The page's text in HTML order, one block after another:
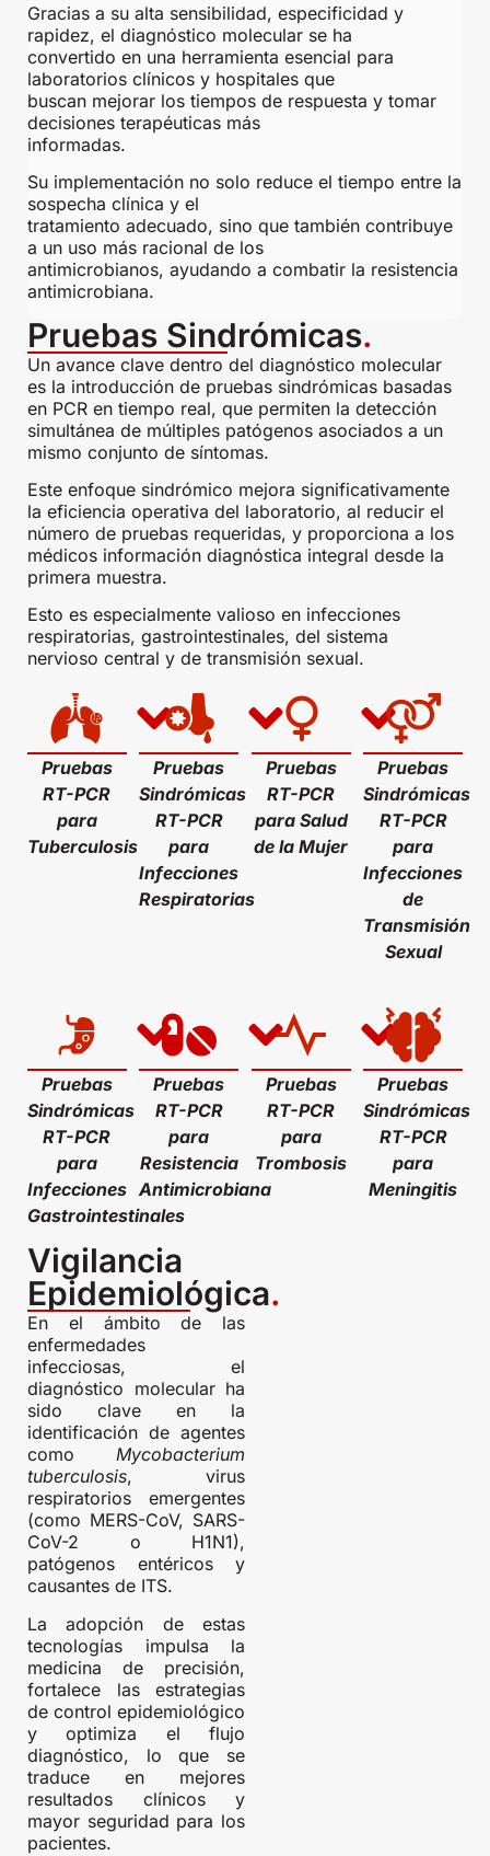
Gracias a su alta sensibilidad, especificidad y
rapidez, el diagnóstico molecular se ha
convertido en una herramienta esencial para
laboratorios clínicos y hospitales que
buscan mejorar los tiempos de respuesta y tomar
decisiones terapéuticas más
informadas.
Su implementación no solo reduce el tiempo entre la
sospecha clínica y el
tratamiento adecuado, sino que también contribuye
a un uso más racional de los
antimicrobianos, ayudando a combatir la resistencia
antimicrobiana.
Pruebas Sindrómicas.
Un avance clave dentro del diagnóstico molecular
es la introducción de pruebas sindrómicas basadas
en PCR en tiempo real, que permiten la detección
simultánea de múltiples patógenos asociados a un
mismo conjunto de síntomas.
Este enfoque sindrómico mejora significativamente
la eficiencia operativa del laboratorio, al reducir el
número de pruebas requeridas, y proporciona a los
médicos información diagnóstica integral desde la
primera muestra.
Esto es especialmente valioso en infecciones
respiratorias, gastrointestinales, del sistema
nervioso central y de transmisión sexual.
Pruebas
RT-PCR
para
Tuberculosis
Pruebas
Sindrómicas
RT-PCR
para
Infecciones
Respiratorias
Pruebas
RT-PCR
para Salud
de la Mujer
Pruebas
Sindrómicas
RT-PCR
para
Infecciones
de
Transmisión
Sexual
Pruebas
Sindrómicas
RT-PCR
para
Infecciones
Gastrointestinales
Pruebas
RT-PCR
para
Resistencia
Antimicrobiana
Pruebas
RT-PCR
para
Trombosis
Pruebas
Sindrómicas
RT-PCR
para
Meningitis
Vigilancia
Epidemiológica.
En el ámbito de las
enfermedades
infecciosas, el
diagnóstico molecular ha
sido clave en la
identificación de agentes
como Mycobacterium
tuberculosis, virus
respiratorios emergentes
(como MERS-CoV, SARS-
CoV-2 o H1N1),
patógenos entéricos y
causantes de ITS.
La adopción de estas
tecnologías impulsa la
medicina de precisión,
fortalece las estrategias
de control epidemiológico
y optimiza el flujo
diagnóstico, lo que se
traduce en mejores
resultados clínicos y
mayor seguridad para los
pacientes.